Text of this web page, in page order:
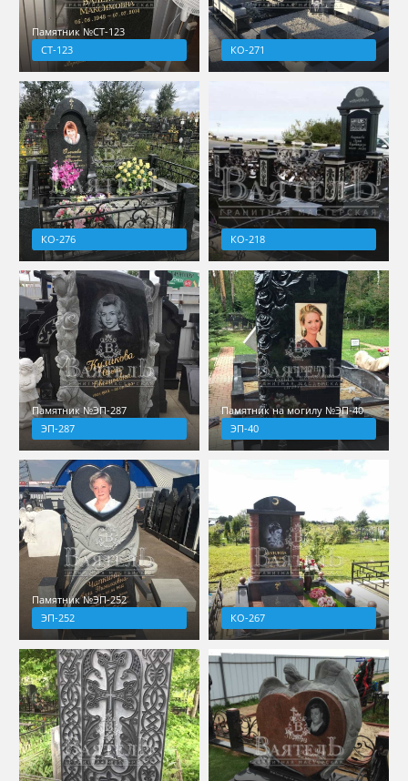
Памятник №СТ-123
СТ-123
КО-271
КО-276 КО-218
Памятник №ЭП-287
ЭП-287
Памятник на могилу №ЭП-40
ЭП-40
Памятник №ЭП-252
ЭП-252
КО-267